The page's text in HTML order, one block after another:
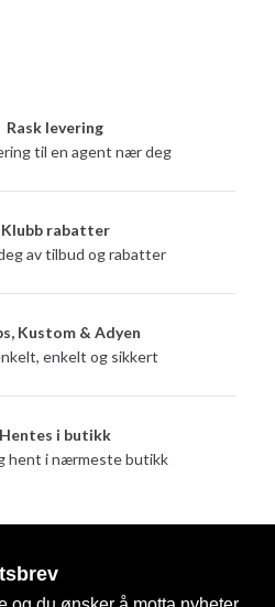
Rask levering
til en agent nær deg
Klubb rabatter
av tilbud og rabatter
Kustom & Adyen
enkelt og sikkert
Hentes i butikk
hent i nærmeste butikk